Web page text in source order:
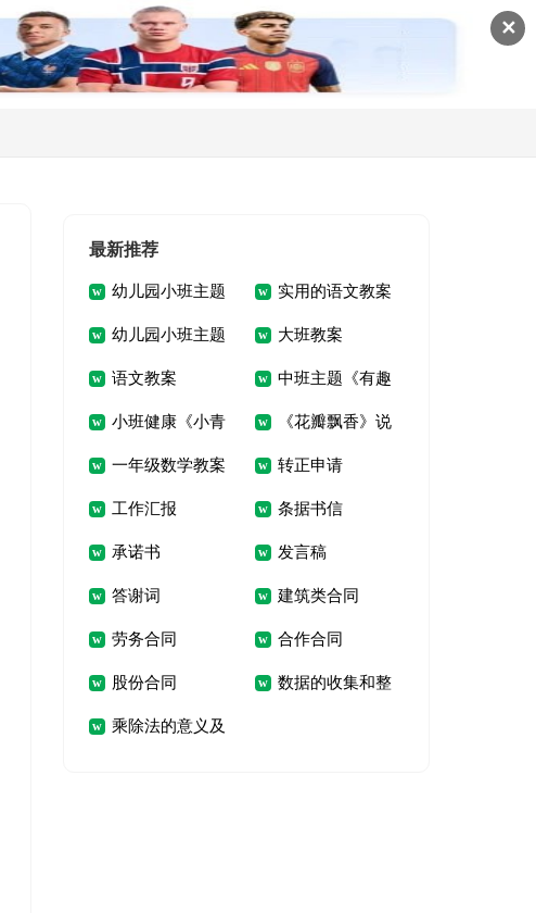
✕
最新推荐
幼儿园小班主题
公开课教案《清凉
凉，爽歪歪》
实用的语文教案
幼儿园小班主题
优秀教案《香香的烧
饼》含反思
大班教案
语文教案 中班主题《有趣
的动物房子》教案及
活动反思
小班健康《小青
蛙跳跳跳》教案
《花瓣飘香》说
课稿
一年级数学教案
6、7减几
转正申请
工作汇报 条据书信
承诺书 发言稿
答谢词 建筑类合同
劳务合同 合作合同
股份合同 数据的收集和整
乘除法的意义及